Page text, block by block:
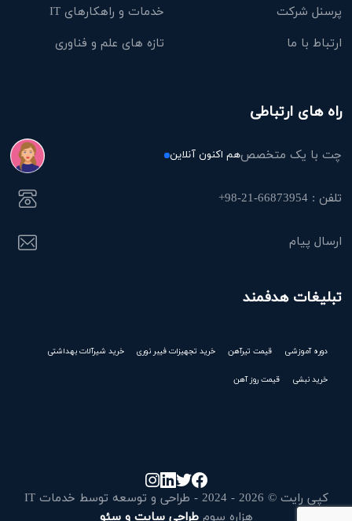
پرسنل شرکت
خدمات و راهکارهای IT
ارتباط با ما
تازه های علم و فناوری
راه های ارتباطی
چت با یک متخصصهم اکنون آنلاین
تلفن : 66873954-21-98+
ارسال پیام
تبلیغات هدفمند
دوره آموزشی قیمت تیرآهن خرید تجهیزات فیبر نوری خرید شیرآلات بهداشتی
خرید نبشی قیمت روز آهن
کپی رایت © 2026 - 2024 - طراحی و توسعه توسط خدمات IT
هزاره سومطراحی سایت و سئو